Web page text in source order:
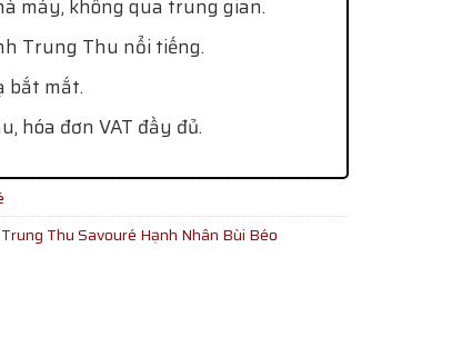
máy, không qua trung gian.
Trung Thu nổi tiếng.
bắt mắt.
hóa đơn VAT đầy đủ.
Thu Savouré Hạnh Nhân Bùi Béo